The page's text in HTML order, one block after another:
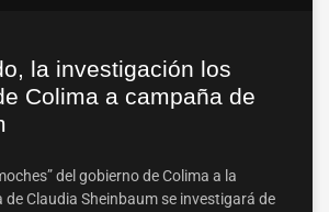
la investigación los
Colima a campaña de
del gobierno de Colima a la
Claudia Sheinbaum se investigará de